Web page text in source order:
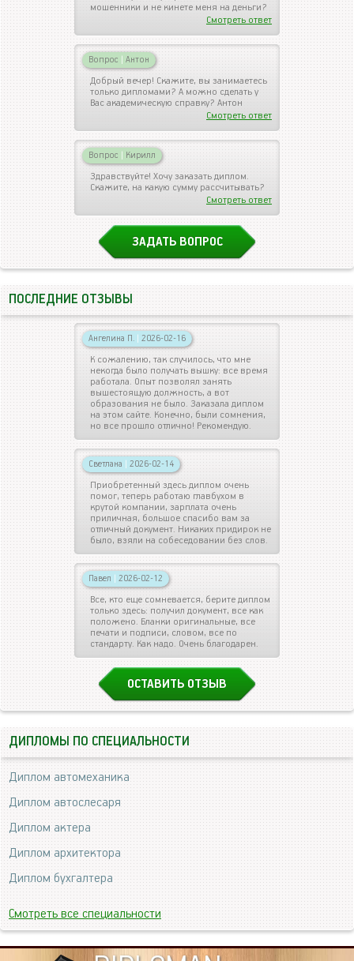
мошенники и не кинете меня на деньги?
Смотреть ответ
Вопрос | Антон
Добрый вечер! Скажите, вы занимаетесь
только дипломами? А можно сделать у
Вас академическую справку? Антон
Смотреть ответ
Вопрос | Кирилл
Здравствуйте! Хочу заказать диплом.
Скажите, на какую сумму рассчитывать?
Смотреть ответ
ЗАДАТЬ ВОПРОС
ПОСЛЕДНИЕ ОТЗЫВЫ
Ангелина П. | 2026-02-16
К сожалению, так случилось, что мне
некогда было получать вышку: все время
работала. Опыт позволял занять
вышестоящую должность, а вот
образования не было. Заказала диплом
на этом сайте. Конечно, были сомнения,
но все прошло отлично! Рекомендую.
Светлана | 2026-02-14
Приобретенный здесь диплом очень
помог, теперь работаю главбухом в
крутой компании, зарплата очень
приличная, большое спасибо вам за
отличный документ. Никаких придирок не
было, взяли на собеседовании без слов.
Павел | 2026-02-12
Все, кто еще сомневается, берите диплом
только здесь: получил документ, все как
положено. Бланки оригинальные, все
печати и подписи, словом, все по
стандарту. Как надо. Очень благодарен.
ОСТАВИТЬ ОТЗЫВ
ДИПЛОМЫ ПО СПЕЦИАЛЬНОСТИ
Диплом автомеханика
Диплом автослесаря
Диплом актера
Диплом архитектора
Диплом бухгалтера
Смотреть все специальности